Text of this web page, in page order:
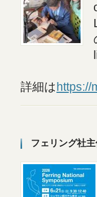
詳細はhttps://
フェリング社